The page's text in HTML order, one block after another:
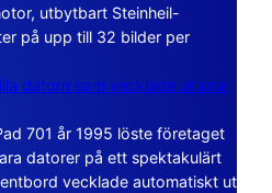
utbytbart Steinheil-
på upp till 32 bilder per
datorn som vecklade ut sina
701 år 1995 löste företaget
datorer på ett spektakulärt
vecklade automatiskt ut